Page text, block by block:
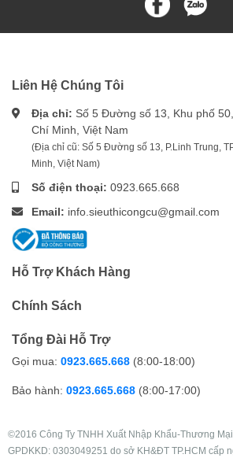
Liên Hệ Chúng Tôi
Địa chỉ: Số 5 Đường số 13, Khu phố
Chí Minh, Việt Nam
(Địa chỉ cũ: Số 5 Đường số 13, P.Linh Trung,
Minh, Việt Nam)
Số điện thoại: 0923.665.668
Email: info.sieuthicongcu@gmail.com
Hỗ Trợ Khách Hàng
Chính Sách
Tổng Đài Hỗ Trợ
Gọi mua: 0923.665.668 (8:00-18:00)
Bảo hành: 0923.665.668 (8:00-17:00)
©2016 Công Ty TNHH Xuất Nhập Khẩu-Thương
GPDKKD: 0303049251 do sở KH&ĐT TP.HCM cấp